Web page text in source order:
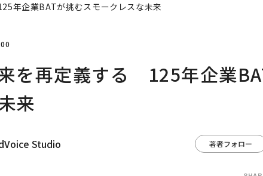
年企業BATが挑むスモークレスな未来
を再定義する 125年企業
来
Studio 著者フォロー